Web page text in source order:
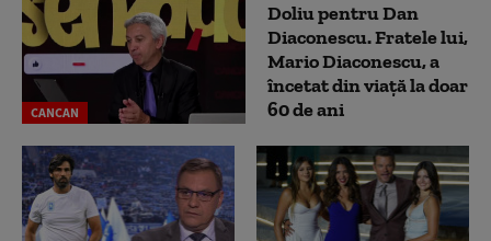
CANCAN
Doliu pentru Dan
Diaconescu. Fratele lui,
Mario Diaconescu, a
încetat din viață la doar
60 de ani